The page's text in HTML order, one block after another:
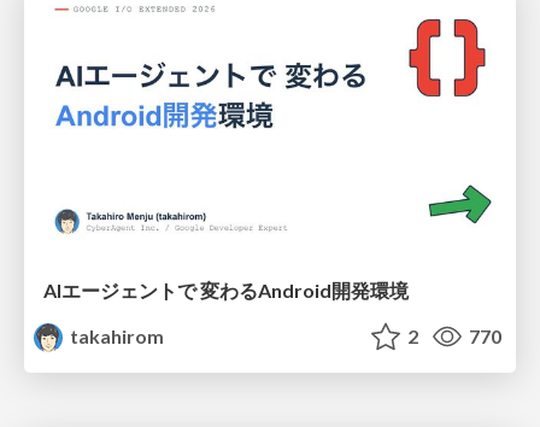
AIエージェントで 変わるAndroid開発環境
takahirom
2 770